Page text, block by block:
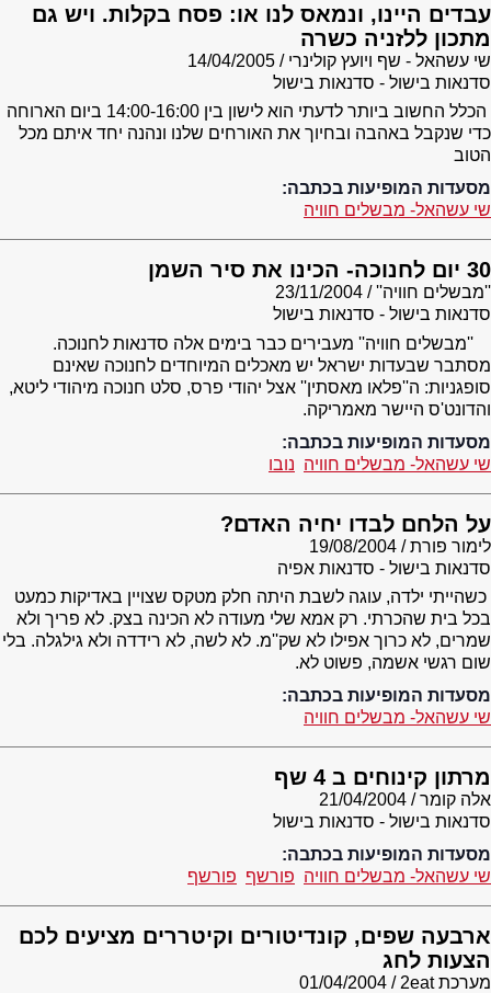
עבדים היינו, ונמאס לנו או: פסח בקלות. ויש גם
מתכון ללזניה כשרה
שי עשהאל - שף ויועץ קולינרי
14/04/2005
סדנאות בישול - סדנאות בישול
הכלל החשוב ביותר לדעתי הוא לישון בין 14:00-16:00 ביום הארוחה
כדי שנקבל באהבה ובחיוך את האורחים שלנו ונהנה יחד איתם מכל
הטוב
מסעדות המופיעות בכתבה:
שי עשהאל- מבשלים חוויה
30 יום לחנוכה- הכינו את סיר השמן
''מבשלים חוויה''
23/11/2004
סדנאות בישול - סדנאות בישול
''מבשלים חוויה'' מעבירים כבר בימים אלה סדנאות לחנוכה.
מסתבר שבעדות ישראל יש מאכלים המיוחדים לחנוכה שאינם
סופגניות: ה''פלאו מאסתין'' אצל יהודי פרס, סלט חנוכה מיהודי ליטא,
והדונט'ס היישר מאמריקה.
מסעדות המופיעות בכתבה:
שי עשהאל- מבשלים חוויה נובו
על הלחם לבדו יחיה האדם?
לימור פורת
19/08/2004
סדנאות בישול - סדנאות אפיה
כשהייתי ילדה, עוגה לשבת היתה חלק מטקס שצויין באדיקות כמעט
בכל בית שהכרתי. רק אמא שלי מעודה לא הכינה בצק. לא פריך ולא
שמרים, לא כרוך אפילו לא שק''מ. לא לשה, לא רידדה ולא גילגלה. בלי
שום רגשי אשמה, פשוט לא.
מסעדות המופיעות בכתבה:
שי עשהאל- מבשלים חוויה
מרתון קינוחים ב 4 שף
אלה קומר
21/04/2004
סדנאות בישול - סדנאות בישול
מסעדות המופיעות בכתבה:
שי עשהאל- מבשלים חוויה פורשף פורשף
ארבעה שפים, קונדיטורים וקיטררים מציעים לכם
הצעות לחג
מערכת 2eat
01/04/2004